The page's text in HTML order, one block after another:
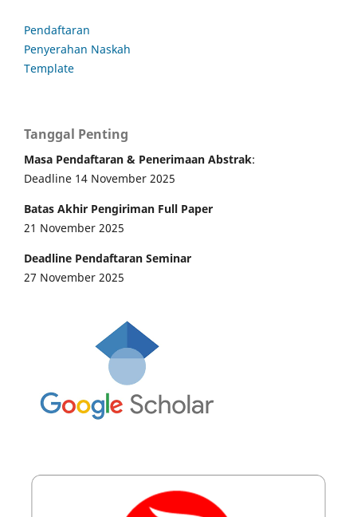
Pendaftaran
Penyerahan Naskah
Template
Tanggal Penting
Masa Pendaftaran & Penerimaan Abstrak:
Deadline 14 November 2025
Batas Akhir Pengiriman Full Paper
21 November 2025
Deadline Pendaftaran Seminar
27 November 2025